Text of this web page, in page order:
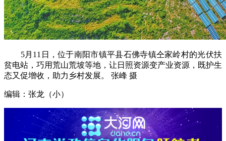
5月11日，位于南阳市镇平县石佛寺镇仝家岭村的光伏扶
贫电站，巧用荒山荒坡等地，让日照资源变产业资源，既护生
态又促增收，助力乡村发展。 张峰 摄
编辑：张龙（小）